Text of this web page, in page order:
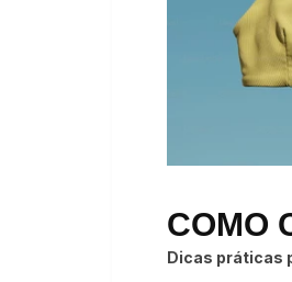
COMO
Dicas práticas